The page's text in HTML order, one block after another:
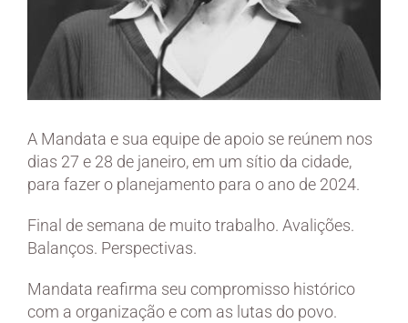
A Mandata e sua equipe de apoio se reúnem nos
dias 27 e 28 de janeiro, em um sítio da cidade,
para fazer o planejamento para o ano de 2024.
Final de semana de muito trabalho. Avalições.
Balanços. Perspectivas.
Mandata reafirma seu compromisso histórico
com a organização e com as lutas do povo.